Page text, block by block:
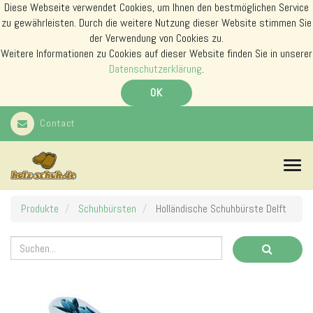
Diese Webseite verwendet Cookies, um Ihnen den bestmöglichen Service
zu gewährleisten. Durch die weitere Nutzung dieser Website stimmen Sie
der Verwendung von Cookies zu.
Weitere Informationen zu Cookies auf dieser Website finden Sie in unserer
Datenschutzerklärung.
OK
Contact
N
v
Produkte Schuhbürsten Holländische Schuhbürste Delft